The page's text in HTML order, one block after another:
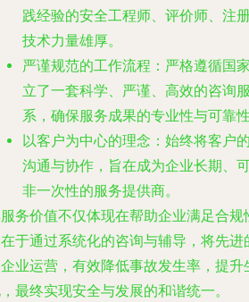
践经验的安全工程师、评价师、注
技术力量雄厚。
严谨规范的工作流程 ：严格遵循国
立了一套科学、严谨、高效的咨询
系，确保服务成果的专业性与可靠性
以客户为中心的理念 ：始终将客户
沟通与协作，旨在成为企业长期、
非一次性的服务提供商。
务价值不仅体现在帮助企业满足合
于通过系统化的咨询与辅导，将先
业运营，有效降低事故发生率，提
最终实现安全与发展的和谐统一。